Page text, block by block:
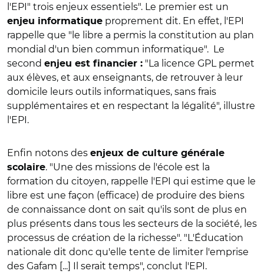
l'EPI" trois enjeux essentiels". Le premier est un
enjeu informatique proprement dit. En effet, l'EPI
rappelle que "le libre a permis la constitution au plan
mondial d'un bien commun informatique". Le
second enjeu est financier : "La licence GPL permet
aux élèves, et aux enseignants, de retrouver à leur
domicile leurs outils informatiques, sans frais
supplémentaires et en respectant la légalité", illustre
l'EPI.
Enfin notons des enjeux de culture générale
scolaire. "Une des missions de l'école est la
formation du citoyen, rappelle l'EPI qui estime que le
libre est une façon (efficace) de produire des biens
de connaissance dont on sait qu'ils sont de plus en
plus présents dans tous les secteurs de la société, les
processus de création de la richesse". "L'Éducation
nationale dit donc qu'elle tente de limiter l'emprise
des Gafam [...] Il serait temps", conclut l'EPI.